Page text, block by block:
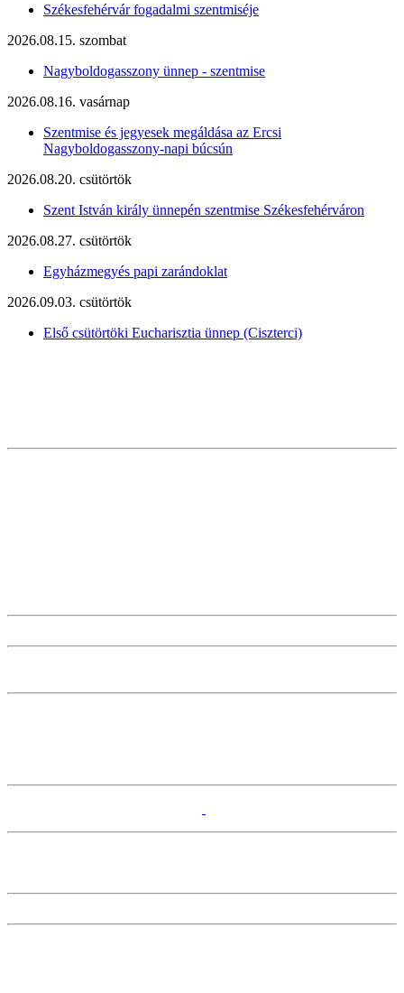
Székesfehérvár fogadalmi szentmiséje
2026.08.15. szombat
Nagyboldogasszony ünnep - szentmise
2026.08.16. vasárnap
Szentmise és jegyesek megáldása az Ercsi
Nagyboldogasszony-napi búcsún
2026.08.20. csütörtök
Szent István király ünnepén szentmise Székesfehérváron
2026.08.27. csütörtök
Egyházmegyés papi zarándoklat
2026.09.03. csütörtök
Első csütörtöki Eucharisztia ünnep (Ciszterci)